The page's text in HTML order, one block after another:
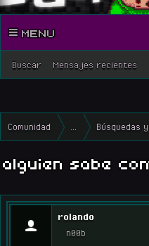
Buscar Mensajes recientes
MENU
Comunidad Búsquedas
alguien sabe
rolando
n00b